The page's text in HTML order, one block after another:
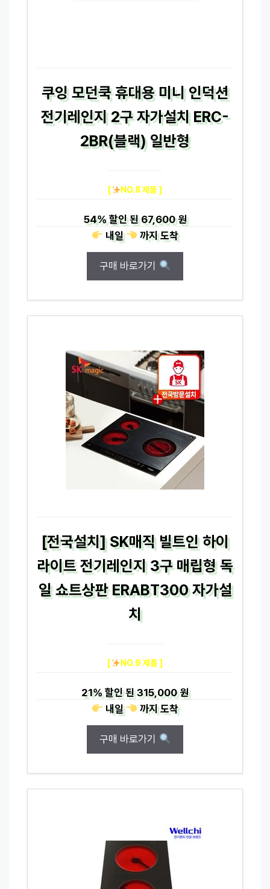
쿠잉 모던쿡 휴대용 미니 인덕션
전기레인지 2구 자가설치 ERC-
2BR(블랙) 일반형
[ NO.8 제품 ]
54%할인 된67,600 원
내일
까지도착
구매 바로가기
[전국설치] SK매직 빌트인 하이
라이트 전기레인지 3구 매립형 독
일 쇼트상판 ERABT300 자가설
치
[ NO.9 제품 ]
21%할인 된315,000 원
내일
까지도착
구매 바로가기